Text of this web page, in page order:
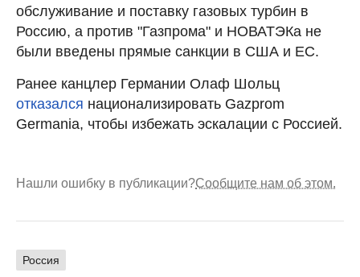
обслуживание и поставку газовых турбин в
Россию, а против "Газпрома" и НОВАТЭКа не
были введены прямые санкции в США и ЕС.
Ранее канцлер Германии Олаф Шольц
отказался национализировать Gazprom
Germania, чтобы избежать эскалации с Россией.
Нашли ошибку в публикации?Сообщите нам об этом.
Россия